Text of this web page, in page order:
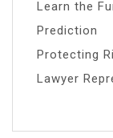
Learn the
Prediction
Protecting
Lawyer